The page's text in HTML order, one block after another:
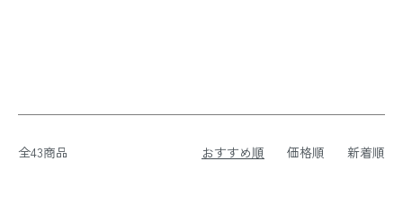
全43商品 おすすめ順 価格順 新着順